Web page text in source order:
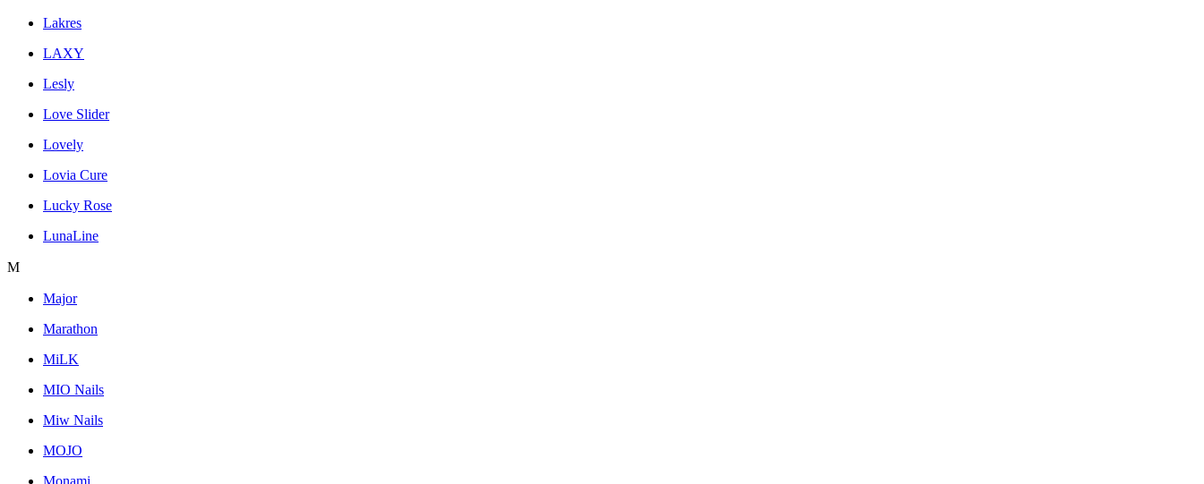
Lakres
LAXY
Lesly
Love Slider
Lovely
Lovia Cure
Lucky Rose
LunaLine
M
Major
Marathon
MiLK
MIO Nails
Miw Nails
MOJO
Monami